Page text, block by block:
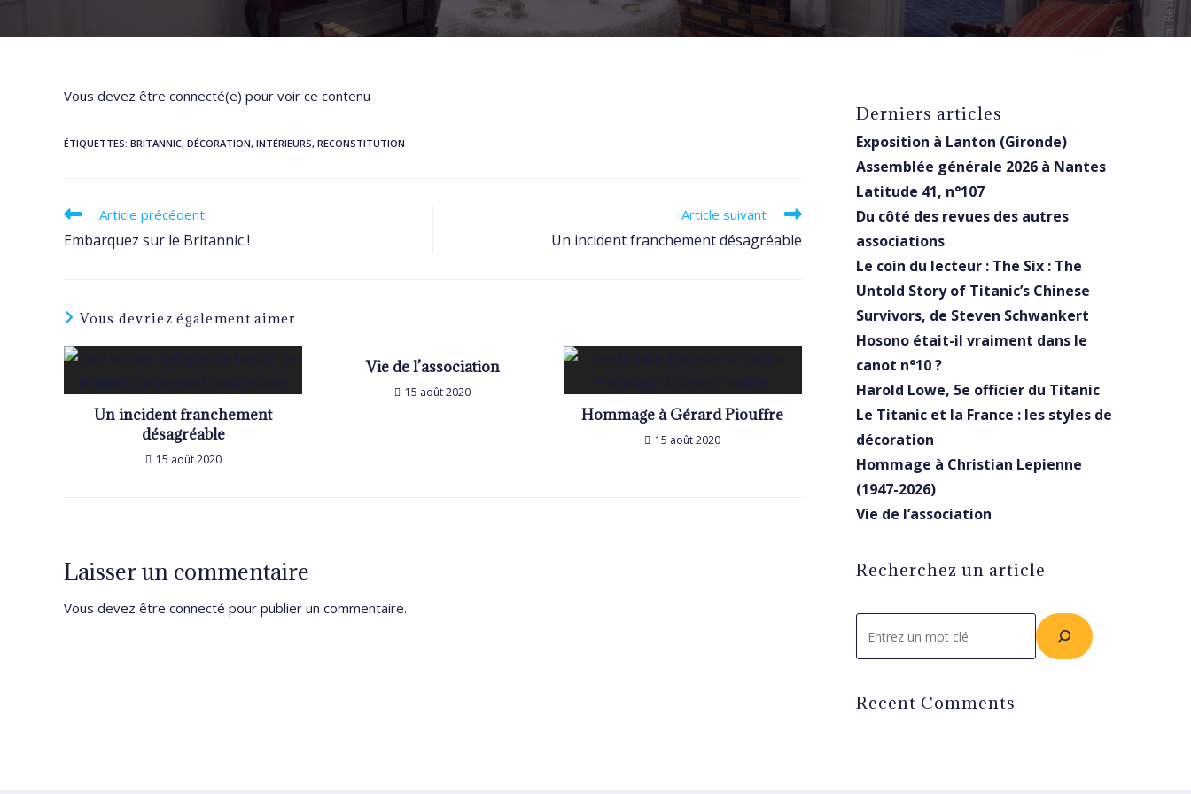
Vous devez être connecté(e) pour voir ce contenu
ÉTIQUETTES: BRITANNIC, DÉCORATION, INTÉRIEURS, RECONSTITUTION
Read
articles
Article précédent
Embarquez sur le Britannic !
Article suivant
Un incident franchement désagréable
Vous devriez également aimer
Un incident franchement
désagréable
15 août 2020
Vie de l’association
15 août 2020
Hommage à Gérard Piouffre
15 août 2020
Laisser un commentaire
Vous devez être connecté pour publier un commentaire.
Derniers articles
Exposition à Lanton (Gironde)
Assemblée générale 2026 à Nantes
Latitude 41, n°107
Du côté des revues des autres
associations
Le coin du lecteur : The Six : The
Untold Story of Titanic’s Chinese
Survivors, de Steven Schwankert
Hosono était-il vraiment dans le
canot n°10 ?
Harold Lowe, 5e officier du Titanic
Le Titanic et la France : les styles de
décoration
Hommage à Christian Lepienne
(1947-2026)
Vie de l’association
Recherchez un article
Recent Comments